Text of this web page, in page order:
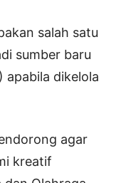
salah satu
sumber baru
apabila dikelola
agar
kreatif